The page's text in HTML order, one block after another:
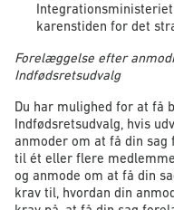
karenstiden for det
Forelæggelse efter
Indfødsretsudvalg
Du har mulighed for at få
Indfødsretsudvalg, hvis
anmoder om at få din
til ét eller flere
og anmode om at få din
krav til, hvordan din